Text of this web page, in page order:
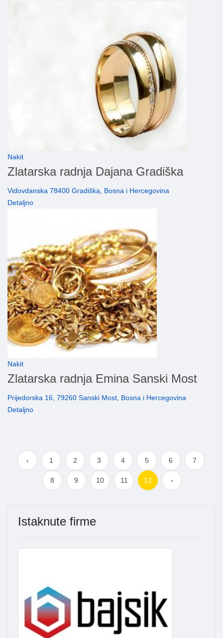
Nakit
Zlatarska radnja Dajana Gradiška
Vidovdanska 78400 Gradiška, Bosna i Hercegovina
Detaljno
Nakit
Zlatarska radnja Emina Sanski Most
Prijedorska 16, 79260 Sanski Most, Bosna i Hercegovina
Detaljno
‹ 1 2 3 4 5 6 7
8 9 10 11 12 ›
Istaknute firme